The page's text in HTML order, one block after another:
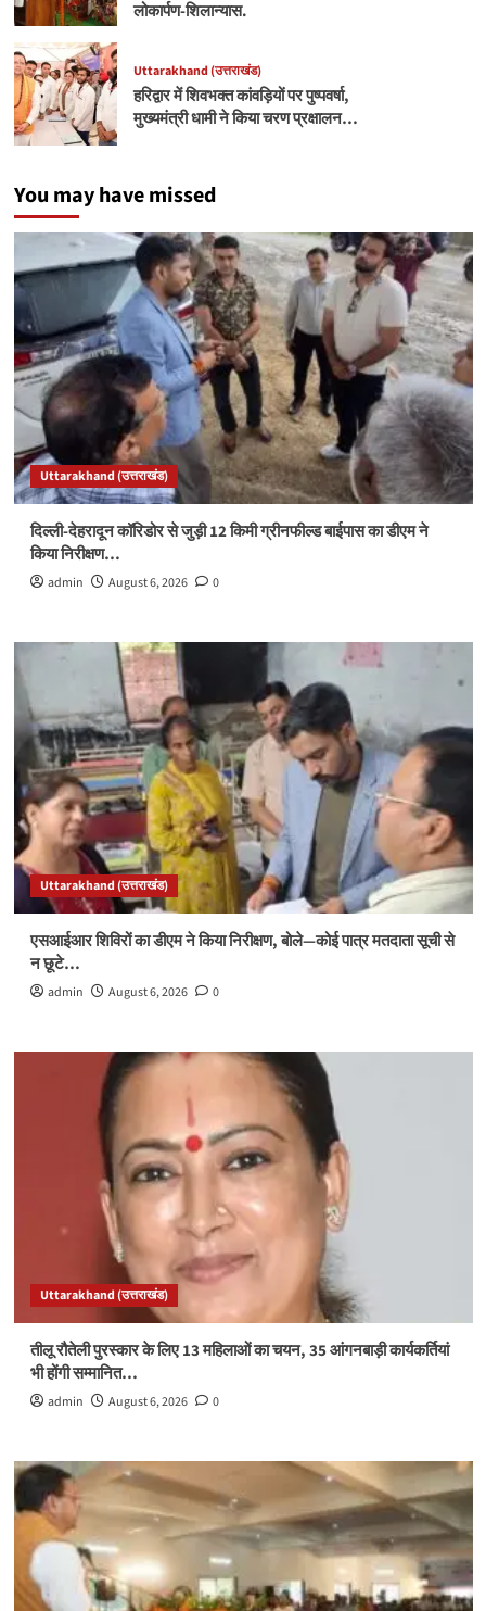
लोकार्पण-शिलान्यास.
Uttarakhand (उत्तराखंड)
हरिद्वार में शिवभक्त कांवड़ियों पर पुष्पवर्षा,
मुख्यमंत्री धामी ने किया चरण प्रक्षालन…
You may have missed
Uttarakhand (उत्तराखंड)
दिल्ली-देहरादून कॉरिडोर से जुड़ी 12 किमी ग्रीनफील्ड बाईपास का डीएम ने
किया निरीक्षण…
admin August 6, 2026 0
Uttarakhand (उत्तराखंड)
एसआईआर शिविरों का डीएम ने किया निरीक्षण, बोले—कोई पात्र मतदाता सूची से
न छूटे…
admin August 6, 2026 0
Uttarakhand (उत्तराखंड)
तीलू रौतेली पुरस्कार के लिए 13 महिलाओं का चयन, 35 आंगनबाड़ी कार्यकर्तियां
भी होंगी सम्मानित…
admin August 6, 2026 0